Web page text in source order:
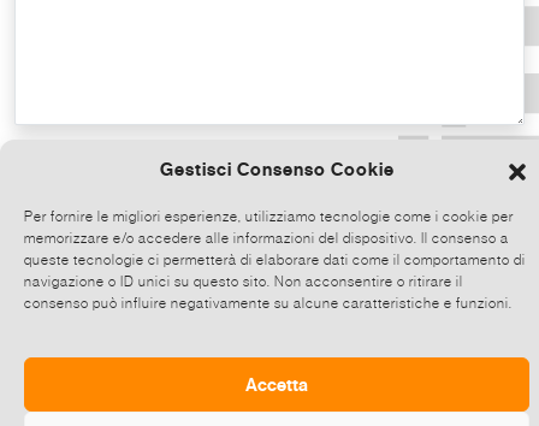
Gestisci Consenso Cookie
Per fornire le migliori esperienze, utilizziamo tecnologie come i cookie per
memorizzare e/o accedere alle informazioni del dispositivo. Il consenso a
queste tecnologie ci permetterà di elaborare dati come il comportamento di
navigazione o ID unici su questo sito. Non acconsentire o ritirare il
consenso può influire negativamente su alcune caratteristiche e funzioni.
Accetta
Copia il testo
Condividi direttamente su Whatsapp,
clicca e poi scegli fino a 5 contatti alla
volta con cui condividere questo evento.
Invia